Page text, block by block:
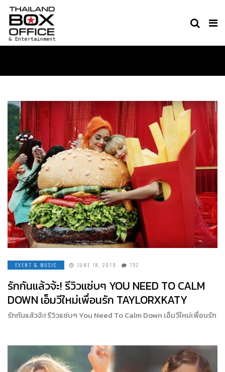
EVENT & MUSIC
EVENT & MUSIC JUNE 18, 2019 752
รักกันแล้วจ้ะ! รีวิวแซ่บๆ YOU NEED TO CALM
DOWN เอ็มวีใหม่เพื่อนรัก TAYLORXKATY
รักกันแล้วจ้ะ! รีวิวแซ่บๆ You Need To Calm Down เอ็มวีใหม่เพื่อนรัก